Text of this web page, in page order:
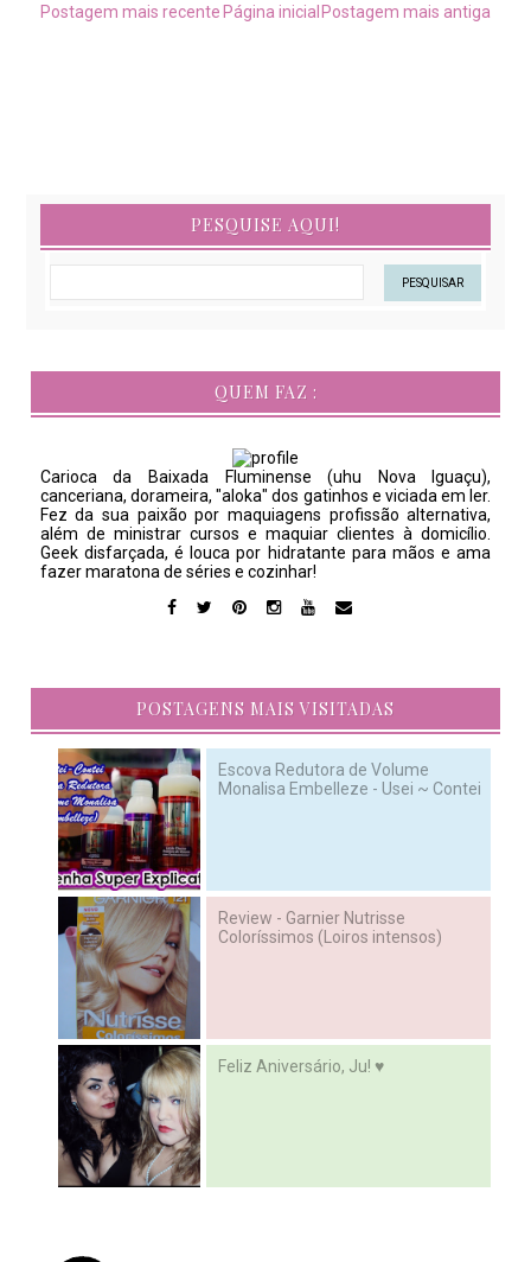
Postagem mais recente Postagem mais antiga
Página inicial
PESQUISE AQUI!
QUEM FAZ :
Carioca da Baixada Fluminense (uhu Nova Iguaçu),
canceriana, dorameira, "aloka" dos gatinhos e viciada em ler.
Fez da sua paixão por maquiagens profissão alternativa,
além de ministrar cursos e maquiar clientes à domicílio.
Geek disfarçada, é louca por hidratante para mãos e ama
fazer maratona de séries e cozinhar!
POSTAGENS MAIS VISITADAS
Escova Redutora de Volume
Monalisa Embelleze - Usei ~ Contei
Review - Garnier Nutrisse
Coloríssimos (Loiros intensos)
Feliz Aniversário, Ju! ♥